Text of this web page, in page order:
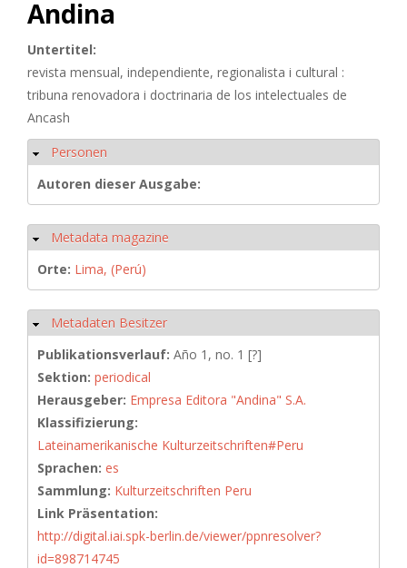
Andina
Untertitel:
revista mensual, independiente, regionalista i cultural :
tribuna renovadora i doctrinaria de los intelectuales de
Ancash
Ausblenden
Personen
Autoren dieser Ausgabe:
Ausblenden
Metadata magazine
Orte: Lima, (Perú)
Ausblenden
Metadaten Besitzer
Publikationsverlauf: Año 1, no. 1 [?]
Sektion: periodical
Herausgeber: Empresa Editora "Andina" S.A.
Klassifizierung:
Lateinamerikanische Kulturzeitschriften#Peru
Sprachen: es
Sammlung: Kulturzeitschriften Peru
Link Präsentation:
http://digital.iai.spk-berlin.de/viewer/ppnresolver?
id=898714745